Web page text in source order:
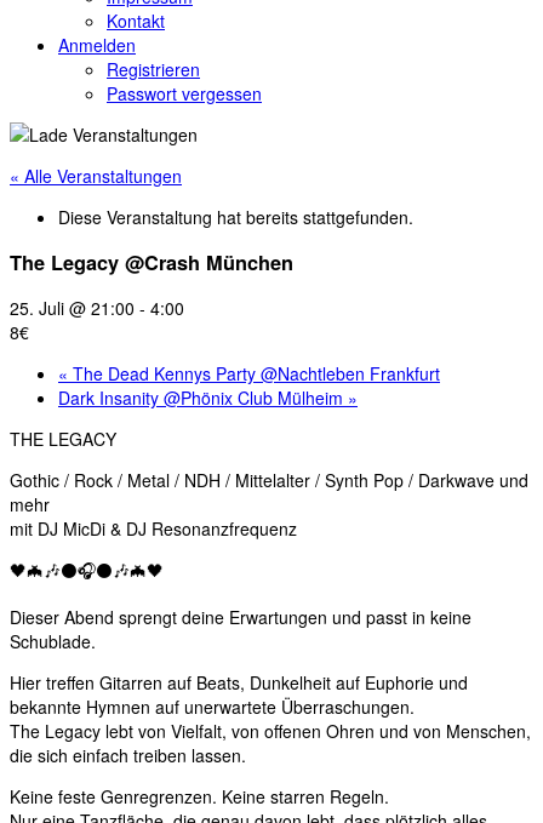
Kontakt
Anmelden
Registrieren
Passwort vergessen
« Alle Veranstaltungen
Diese Veranstaltung hat bereits stattgefunden.
The Legacy @Crash München
25. Juli @ 21:00 - 4:00
8€
« The Dead Kennys Party @Nachtleben Frankfurt
Dark Insanity @Phönix Club Mülheim »
THE LEGACY
Gothic / Rock / Metal / NDH / Mittelalter / Synth Pop / Darkwave und
mehr
mit DJ MicDi & DJ Resonanzfrequenz
🖤🦇🎶⚫🎧⚫🎶🦇🖤
Dieser Abend sprengt deine Erwartungen und passt in keine
Schublade.
Hier treffen Gitarren auf Beats, Dunkelheit auf Euphorie und
bekannte Hymnen auf unerwartete Überraschungen.
The Legacy lebt von Vielfalt, von offenen Ohren und von Menschen,
die sich einfach treiben lassen.
Keine feste Genregrenzen. Keine starren Regeln.